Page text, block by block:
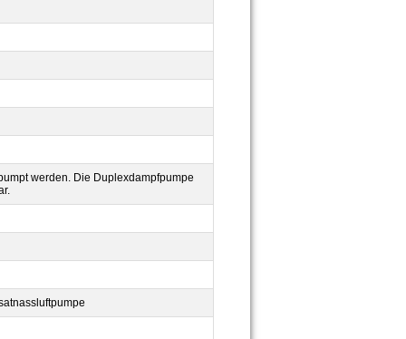
werden. Die Duplexdampfpumpe